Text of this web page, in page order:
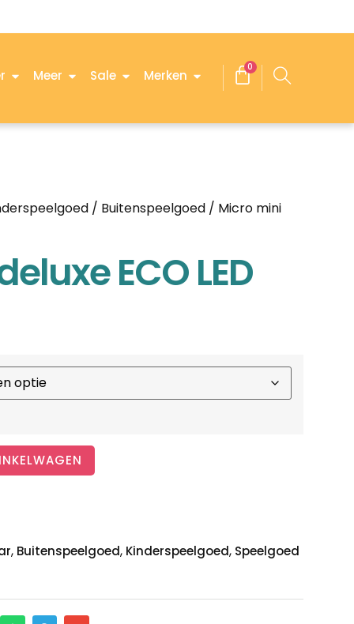
Meer Sale Merken
0
/ Buitenspeelgoed / Micro mini
ECO LED
, Buitenspeelgoed, Kinderspeelgoed, Speelgoed